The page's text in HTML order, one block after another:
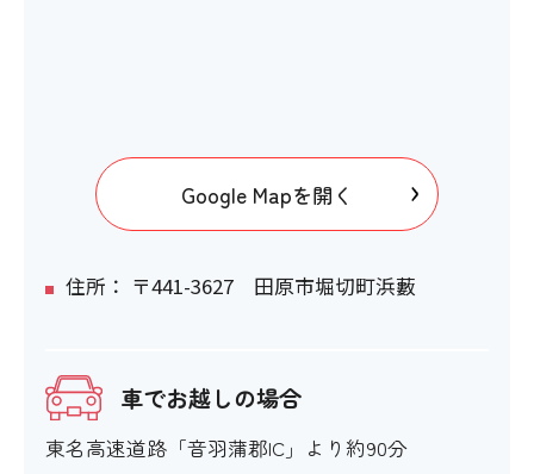
Google Mapを開く
住所： 〒441-3627 田原市堀切町浜藪
車でお越しの場合
東名高速道路「音羽蒲郡IC」より約90分